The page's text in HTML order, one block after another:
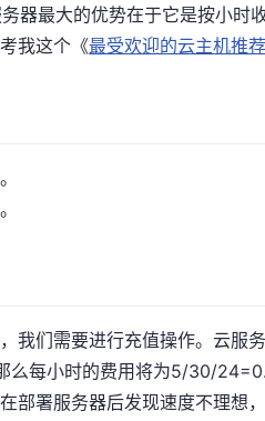
器最大的优势在于它是按小时
我这个《最受欢迎的云主机推
我们需要进行充值操作。云服
么每小时的费用将为5/30/
部署服务器后发现速度不理想